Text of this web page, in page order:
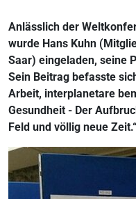
Anlässlich der
wurde Hans Kuhn
Saar) eingeladen, seine
Sein Beitrag befasste
Arbeit, interplanetare
Gesundheit - Der
Feld und völlig neue Zeit.“